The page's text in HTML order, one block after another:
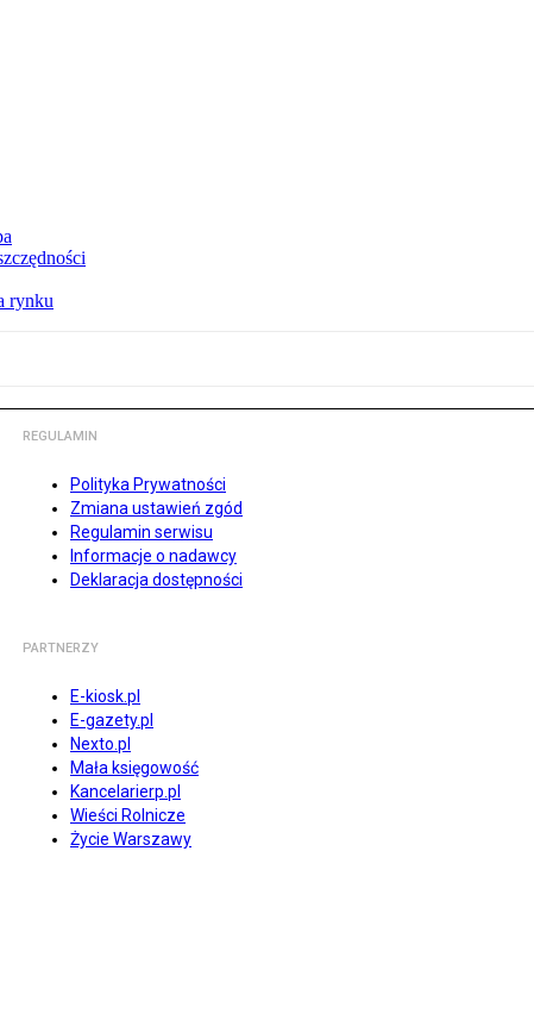
rynku
REGULAMIN
Polityka Prywatności
Zmiana ustawień zgód
Regulamin serwisu
Informacje o nadawcy
Deklaracja dostępności
PARTNERZY
E-kiosk.pl
E-gazety.pl
Nexto.pl
Mała księgowość
Kancelarierp.pl
Wieści Rolnicze
Życie Warszawy